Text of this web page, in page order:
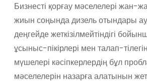
Бизнесті қорғау мәселелері жан-
жиын соңында дизель отындары
деңгейде жеткізілмейтіндігі
ұсыныс-пікірлері мен талап-
мүшелері кәсіпкерлердің бұл
мәселелерін назарға алатынын